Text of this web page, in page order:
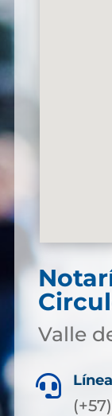
Valle
